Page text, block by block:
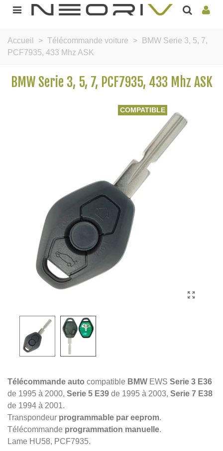
Accueil > Télécommande voiture >
BMW Serie 3, 5, 7,
PCF7935, 433 Mhz ASK
BMW Serie 3, 5, 7, PCF7935, 433 Mhz ASK
COMPATIBLE
Télécommande auto compatible BMW EWS Serie 3 E36
de 1995 à 2000, Serie 5 E39 de 1995 à 2003, Serie 7 E38
de 1994 à 2001.
Transpondeur programmable par eeprom.
Télécommande programmation manuelle.
Lame HU58, PCF7935.